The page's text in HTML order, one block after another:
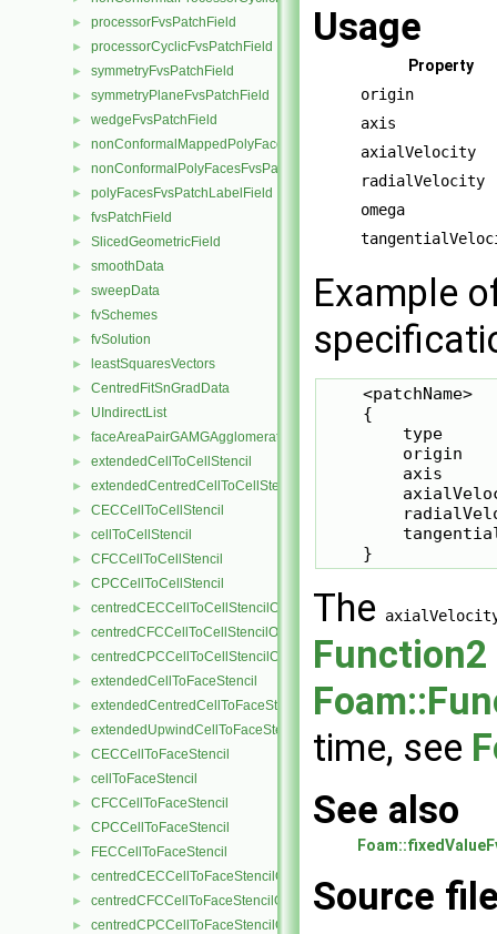
► processorFvsPatchField
► processorCyclicFvsPatchField
► symmetryFvsPatchField
► symmetryPlaneFvsPatchField
► wedgeFvsPatchField
► nonConformalMappedPolyFacesFvsPatchLabelField
► nonConformalPolyFacesFvsPatchLabelField
► polyFacesFvsPatchLabelField
► fvsPatchField
► SlicedGeometricField
► smoothData
► sweepData
► fvSchemes
► fvSolution
► leastSquaresVectors
► CentredFitSnGradData
► UIndirectList
► faceAreaPairGAMGAgglomeration
► extendedCellToCellStencil
► extendedCentredCellToCellStencil
► CECCellToCellStencil
► cellToCellStencil
► CFCCellToCellStencil
► CPCCellToCellStencil
► centredCECCellToCellStencilObject
► centredCFCCellToCellStencilObject
► centredCPCCellToCellStencilObject
► extendedCellToFaceStencil
► extendedCentredCellToFaceStencil
► extendedUpwindCellToFaceStencil
► CECCellToFaceStencil
► cellToFaceStencil
► CFCCellToFaceStencil
► CPCCellToFaceStencil
► FECCellToFaceStencil
► centredCECCellToFaceStencilObject
► centredCFCCellToFaceStencilObject
► centredCPCCellToFaceStencilObject
Usage
Property
origin
axis
axialVelocity
radialVelocity
omega
Example
    <patchName>
    {
type
origin
axis
    }
The
Function2
time, see
See also
Source